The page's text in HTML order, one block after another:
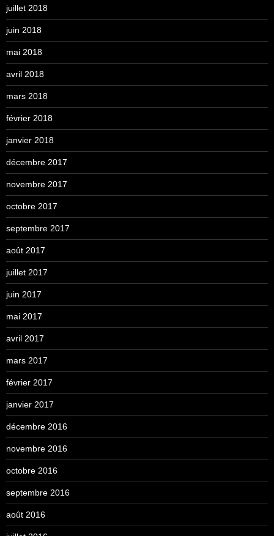
juillet 2018
juin 2018
mai 2018
avril 2018
mars 2018
février 2018
janvier 2018
décembre 2017
novembre 2017
octobre 2017
septembre 2017
août 2017
juillet 2017
juin 2017
mai 2017
avril 2017
mars 2017
février 2017
janvier 2017
décembre 2016
novembre 2016
octobre 2016
septembre 2016
août 2016